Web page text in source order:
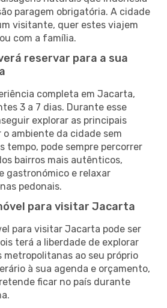
paragem obrigatória. A cidade
visitante, quer estes viajem
com a família.
reservar para a sua
completa em Jacarta,
3 a 7 dias. Durante esse
explorar as principais
o ambiente da cidade sem
tempo, pode sempre percorrer
bairros mais autênticos,
gastronómico e relaxar
pedonais.
para visitar Jacarta
para visitar Jacarta pode ser
terá a liberdade de explorar
metropolitanas ao seu próprio
à sua agenda e orçamento,
ficar no país durante